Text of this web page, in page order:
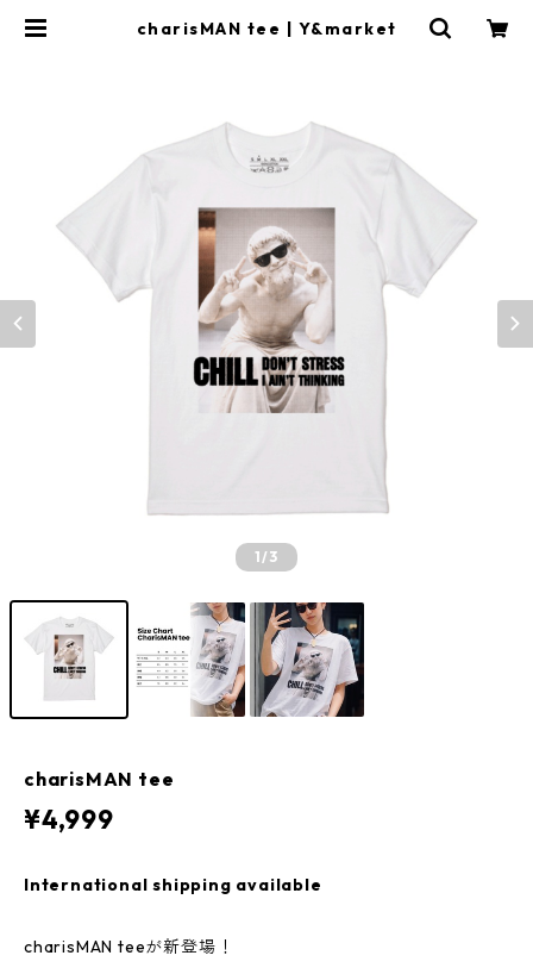
charisMAN tee | Y&market
1/3
charisMAN tee
¥4,999
International shipping available
charisMAN teeが新登場！